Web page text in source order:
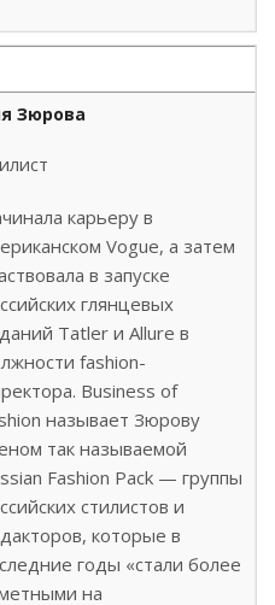
Зюрова
карьеру в
Vogue, а затем
в запуске
глянцевых
Tatler и Allure в
fashion-
Business of
называет Зюрову
так называемой
Fashion Pack — группы
стилистов и
которые в
годы «стали более
на